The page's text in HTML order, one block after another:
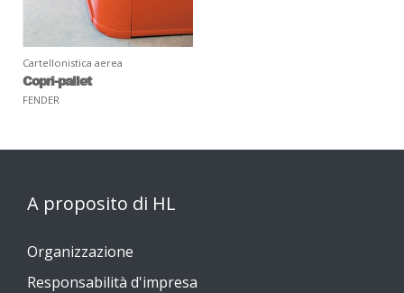
Cartellonistica aerea
Copri-pallet
FENDER
A proposito di HL
Organizzazione
Responsabilità d'impresa